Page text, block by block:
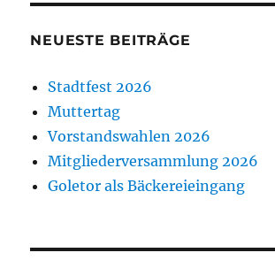
NEUESTE BEITRÄGE
Stadtfest 2026
Muttertag
Vorstandswahlen 2026
Mitgliederversammlung 2026
Goletor als Bäckereieingang